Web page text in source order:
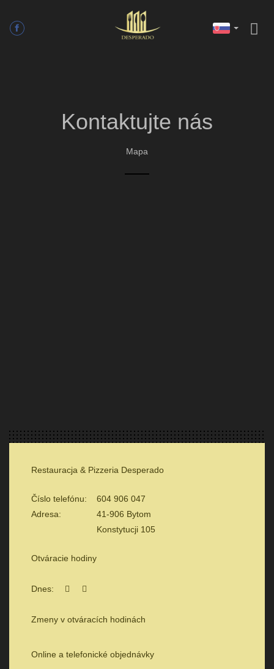
Kontaktujte nás
Mapa
Restauracja & Pizzeria Desperado
Číslo telefónu:
604 906 047
Adresa:
41-906 Bytom
Konstytucji 105
Otváracie hodiny
Dnes:
Zmeny v otváracích hodinách
Online a telefonické objednávky